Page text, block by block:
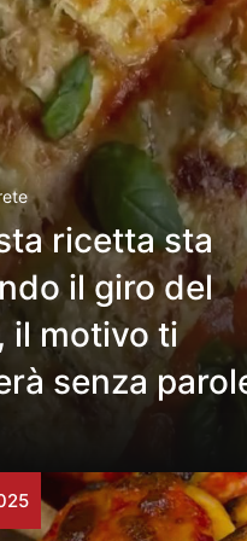
ricetta sta
il giro del
il motivo ti
senza